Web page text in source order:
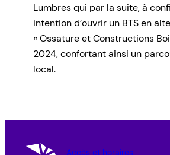
Lumbres qui par la suite, à
intention d’ouvrir un BTS en
« Ossature et Constructions
2024, confortant ainsi un
local.
Accès et horaires